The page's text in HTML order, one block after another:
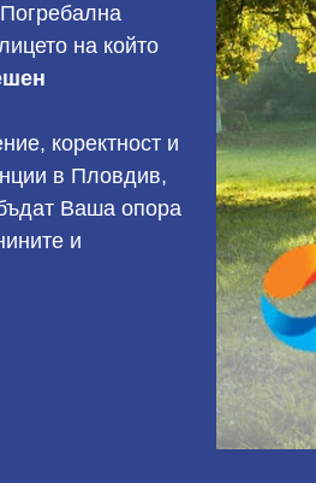
на който
коректност и
в Пловдив,
Ваша опора
и